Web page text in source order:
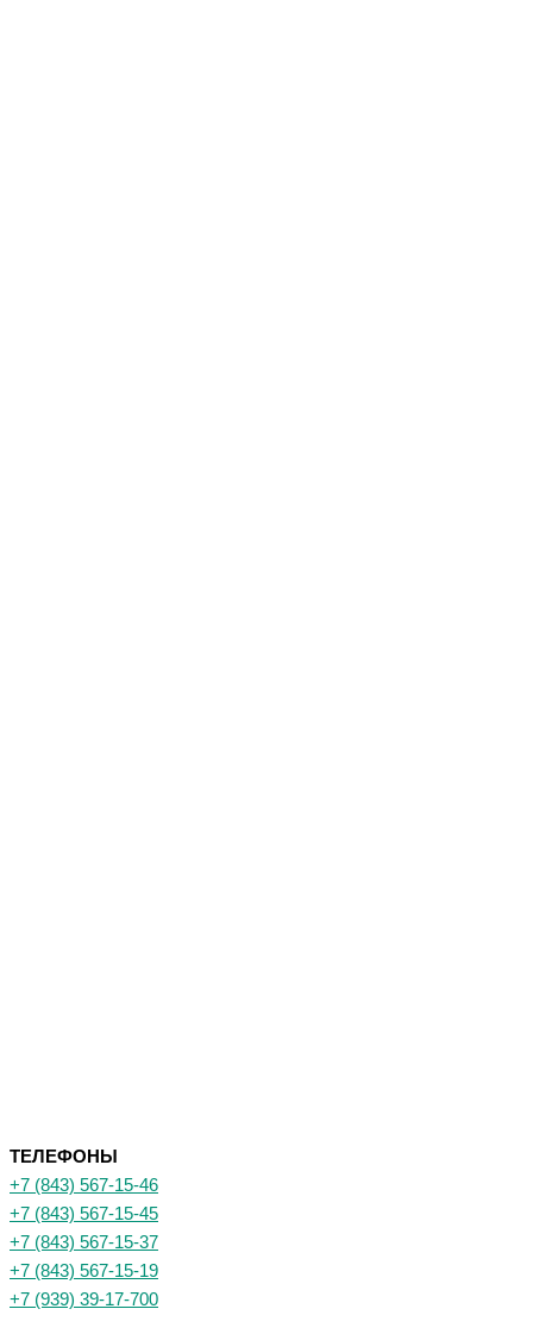
ТЕЛЕФОНЫ
+7 (843) 567-15-46
+7 (843) 567-15-45
+7 (843) 567-15-37
+7 (843) 567-15-19
+7 (939) 39-17-700